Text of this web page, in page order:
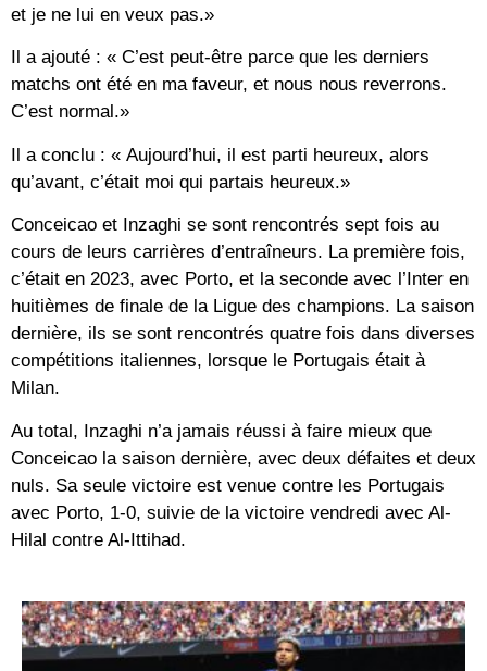
et je ne lui en veux pas.»
Il a ajouté : « C’est peut-être parce que les derniers
matchs ont été en ma faveur, et nous nous reverrons.
C’est normal.»
Il a conclu : « Aujourd’hui, il est parti heureux, alors
qu’avant, c’était moi qui partais heureux.»
Conceicao et Inzaghi se sont rencontrés sept fois au
cours de leurs carrières d’entraîneurs. La première fois,
c’était en 2023, avec Porto, et la seconde avec l’Inter en
huitièmes de finale de la Ligue des champions. La saison
dernière, ils se sont rencontrés quatre fois dans diverses
compétitions italiennes, lorsque le Portugais était à
Milan.
Au total, Inzaghi n’a jamais réussi à faire mieux que
Conceicao la saison dernière, avec deux défaites et deux
nuls. Sa seule victoire est venue contre les Portugais
avec Porto, 1-0, suivie de la victoire vendredi avec Al-
Hilal contre Al-Ittihad.